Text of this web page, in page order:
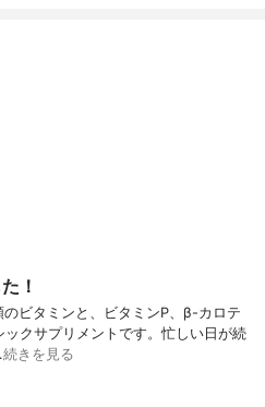
！
ビタミンと、ビタミンP、β-カロテ
クサプリメントです。忙しい日が続
続きを見る